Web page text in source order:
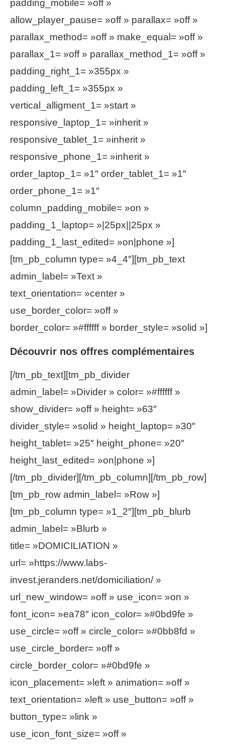
padding_mobile= »off »
allow_player_pause= »off » parallax= »off »
parallax_method= »off » make_equal= »off »
parallax_1= »off » parallax_method_1= »off »
padding_right_1= »355px »
padding_left_1= »355px »
vertical_alligment_1= »start »
responsive_laptop_1= »inherit »
responsive_tablet_1= »inherit »
responsive_phone_1= »inherit »
order_laptop_1= »1″ order_tablet_1= »1″
order_phone_1= »1″
column_padding_mobile= »on »
padding_1_laptop= »|25px||25px »
padding_1_last_edited= »on|phone »]
[tm_pb_column type= »4_4″][tm_pb_text
admin_label= »Text »
text_orientation= »center »
use_border_color= »off »
border_color= »#ffffff » border_style= »solid »]
Découvrir nos offres complémentaires
[/tm_pb_text][tm_pb_divider
admin_label= »Divider » color= »#ffffff »
show_divider= »off » height= »63″
divider_style= »solid » height_laptop= »30″
height_tablet= »25″ height_phone= »20″
height_last_edited= »on|phone »]
[/tm_pb_divider][/tm_pb_column][/tm_pb_row]
[tm_pb_row admin_label= »Row »]
[tm_pb_column type= »1_2″][tm_pb_blurb
admin_label= »Blurb »
title= »DOMICILIATION »
url= »https://www.labs-
invest.jeranders.net/domiciliation/ »
url_new_window= »off » use_icon= »on »
font_icon= »ea78″ icon_color= »#0bd9fe »
use_circle= »off » circle_color= »#0bb8fd »
use_circle_border= »off »
circle_border_color= »#0bd9fe »
icon_placement= »left » animation= »off »
text_orientation= »left » use_button= »off »
button_type= »link »
use_icon_font_size= »off »